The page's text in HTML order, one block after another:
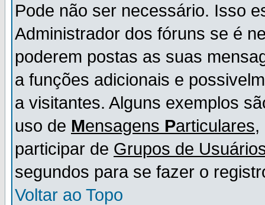
Pode não ser necessário. Isso
Administrador dos fóruns se é
poderem postas as suas
a funções adicionais e
a visitantes. Alguns exemplos
uso de Mensagens Particulares,
participar de Grupos de
segundos para se fazer o
Voltar ao Topo